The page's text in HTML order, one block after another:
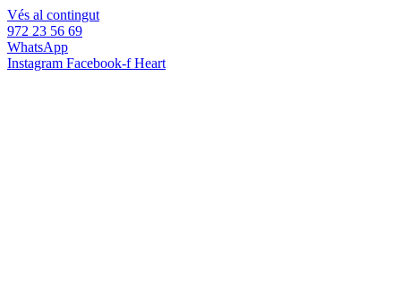
Vés al contingut
972 23 56 69
WhatsApp
Instagram Facebook-f Heart